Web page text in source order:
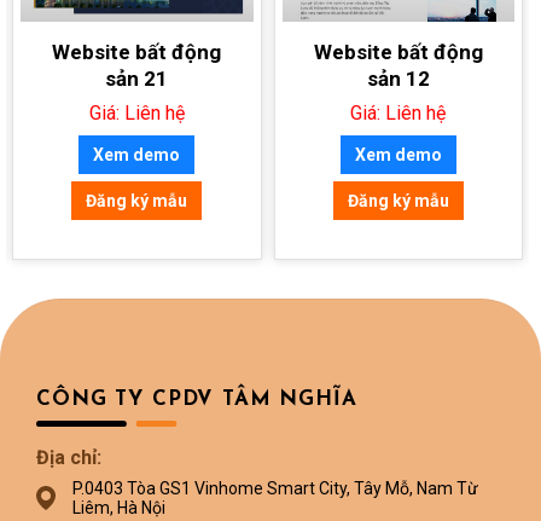
Website bất động
sản 21
Giá: Liên hệ
Xem demo
Đăng ký mẫu
Website bất động
sản 12
Giá: Liên hệ
Xem demo
Đăng ký mẫu
CÔNG TY CPDV TÂM NGHĨA
Địa chỉ:
P.0403 Tòa GS1 Vinhome Smart City, Tây Mỗ, Nam Từ
Liêm, Hà Nội